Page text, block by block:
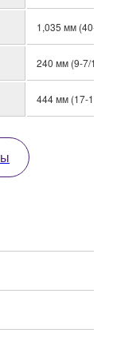
1,035 мм (40-3/
240 мм (9-7/16")
444 мм (17-1/2")